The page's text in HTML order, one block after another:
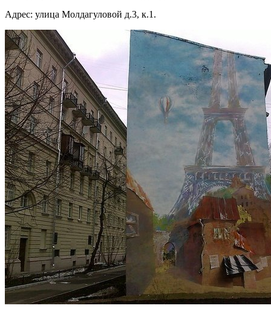
Адрес: улица Молдагуловой д.3, к.1.